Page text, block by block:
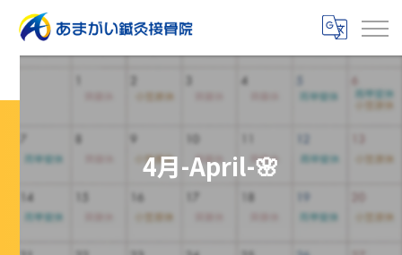
4月-April-🌸